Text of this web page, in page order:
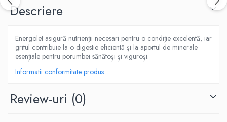
Descriere
Energolet asigură nutrienții necesari pentru o condiție excelentă, iar
gritul contribuie la o digestie eficientă și la aportul de minerale
esențiale pentru porumbei sănătoși și viguroși.
Informatii conformitate produs
Review-uri (0)